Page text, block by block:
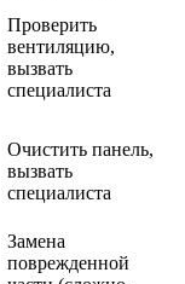
Проверить
вентиляцию,
вызвать
специалиста
Очистить панель,
вызвать
специалиста
Замена
поврежденной